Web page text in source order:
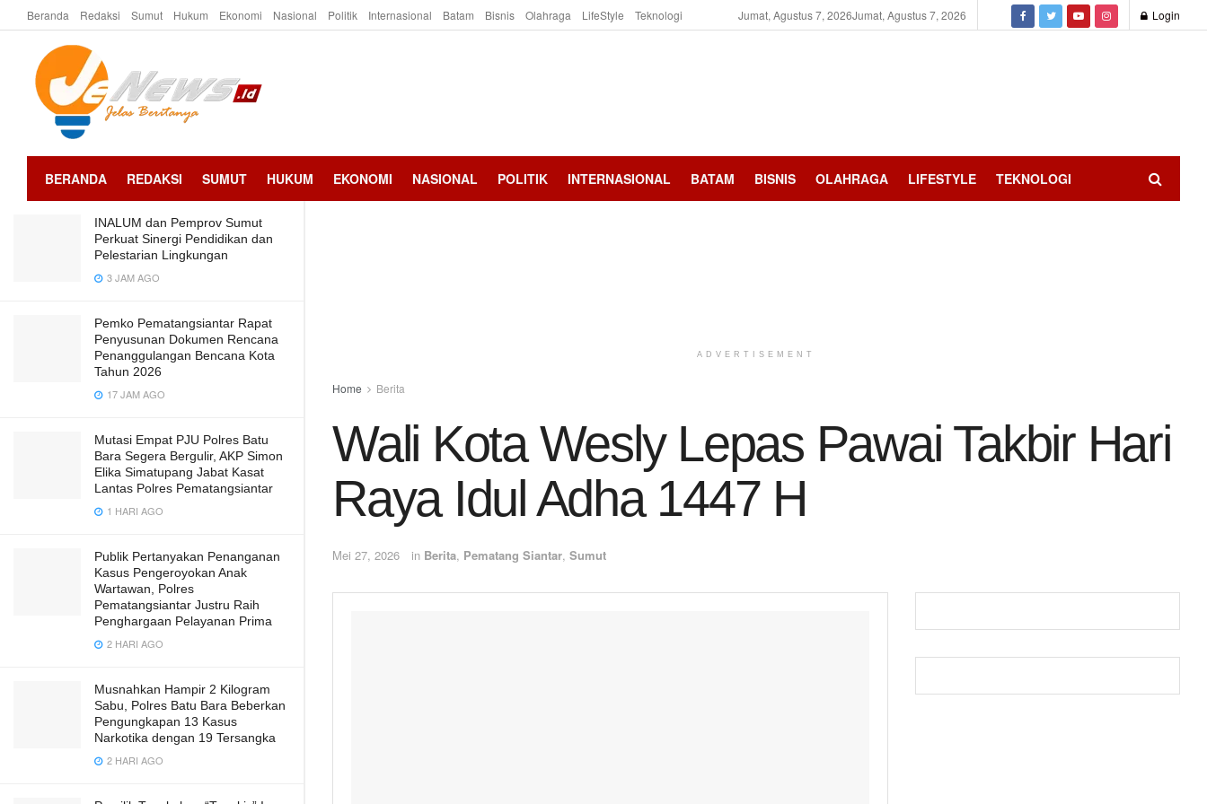
LATEST TRENDING
Wali Kota Wesly Lepas Pawai Takbir
Hari Raya Idul Adha 1447 H
INALUM dan Pemprov Sumut
Perkuat Sinergi Pendidikan dan
Pelestarian Lingkungan
3 JAM AGO
Pemko Pematangsiantar Rapat
Penyusunan Dokumen Rencana
Penanggulangan Bencana Kota
Tahun 2026
17 JAM AGO
Mutasi Empat PJU Polres Batu
Bara Segera Bergulir, AKP Simon
Elika Simatupang Jabat Kasat
Lantas Polres Pematangsiantar
1 HARI AGO
Publik Pertanyakan Penanganan
Kasus Pengeroyokan Anak
Wartawan, Polres
Pematangsiantar Justru Raih
Penghargaan Pelayanan Prima
2 HARI AGO
Musnahkan Hampir 2 Kilogram
Sabu, Polres Batu Bara Beberkan
Pengungkapan 13 Kasus
Narkotika dengan 19 Tersangka
2 HARI AGO
Beranda Redaksi Sumut Hukum Ekonomi Nasional Politik Internasional Batam Bisnis Olahraga LifeStyle Teknologi Jumat, Agustus 7, 2026Jumat, Agustus 7, 2026 Login
BERANDA REDAKSI SUMUT HUKUM EKONOMI NASIONAL POLITIK INTERNASIONAL BATAM BISNIS OLAHRAGA LIFESTYLE TEKNOLOGI
ADVERTISEMENT
Home Berita
Wali Kota Wesly Lepas Pawai Takbir Hari
Raya Idul Adha 1447 H
Mei 27, 2026 in Berita, Pematang Siantar, Sumut